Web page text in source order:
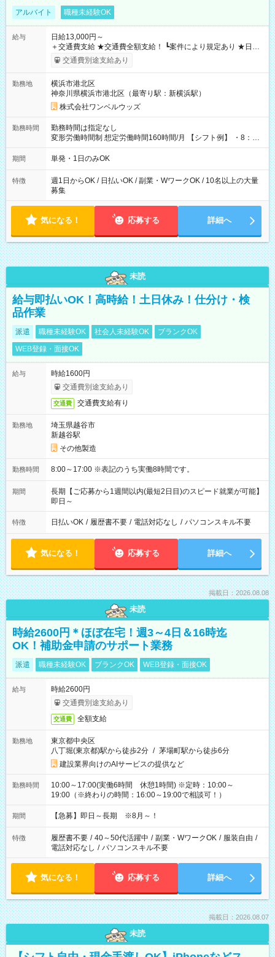
アルバイト 職種未経験OK
給与
日給13,000円～
＋交通費支給 ★交通費全額支給！ ┗案件により規定あり ★日払
いOK！（規定あり） ┗働いたその日に現金GET♪ お仕事後はコ
ンビニATMから 日払い分を引き落とせます！ 【試用期間】試
交通費別途支給あり
勤務地
横浜市港北区
神奈川県横浜市港北区（最寄り駅：新横浜駅）
株式会社ワンベルウッズ
勤務時間
勤務時間は指定なし
変形労働時間制 想定労働時間160時間/月 【シフト例】 ・8：00
～21：00
期間 単発・1日のみOK
特徴
週1日からOK / 日払いOK / 副業・WワークOK / 10名以上の大量
募集
気になる！ 応募する 詳細へ
未読
給与即払いOK！高時給！土日休み！仕分け・検
品作業
派遣 職種未経験OK 社会人未経験OK
ブランクOK
WEB登録・面接OK
給与
時給1600円
交通費別途支給あり
交通費 交通費支給有り
勤務地
埼玉県越谷市
新越谷駅
その他製造
勤務時間 8:00～17:00 ※表記のうち実働8時間です。
期間
長期【ご応募から1週間以内(最短2日目)のスピード就業が可能】
即日～
特徴 日払いOK / 履歴書不要 / 電話対応なし / パソコンスキル不要
気になる！ 応募する 詳細へ
掲載日：2026.08.08
未読
時給2600円＊ほぼ在宅！週3～4日＆16時迄
OK！補助金申請のサポート業務
派遣 職種未経験OK ブランクOK WEB登録・面接OK
給与
時給2600円
交通費別途支給あり
交通費 全額支給
勤務地
東京都中央区
八丁堀(東京都)駅から徒歩2分 / 茅場町駅から徒歩6分
建設業界向けのAIサービスの提供など
勤務時間
10:00～17:00(実働6時間 休憩1時間) ※定時：10:00～
19:00（※終わりの時間：16:00～19:00で相談可！）
期間 【急募】即日～長期 ※8月～！
特徴 履歴書不要 / 40～50代活躍中 / 副業・WワークOK / 服装自由 /
電話対応なし / パソコンスキル不要
気になる！ 応募する 詳細へ
掲載日：2026.08.07
未読